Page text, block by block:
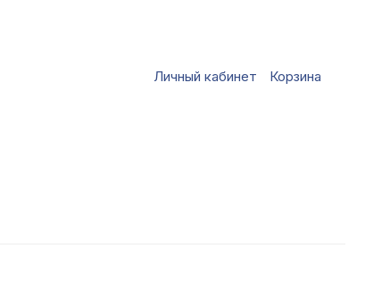
Личный кабинет Корзина